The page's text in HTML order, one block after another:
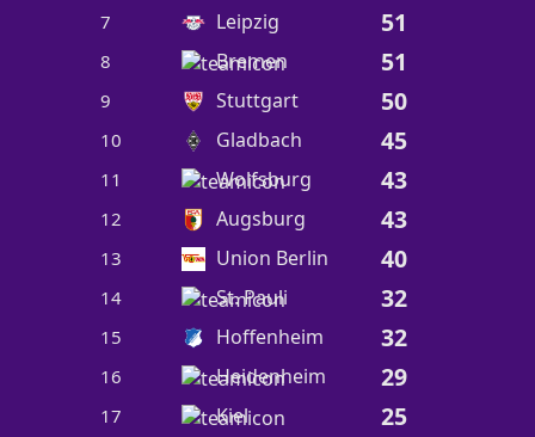
7 Leipzig 51
8 Bremen 51
9 Stuttgart 50
10 Gladbach 45
11 Wolfsburg 43
12 Augsburg 43
13 Union Berlin 40
14 St. Pauli 32
15 Hoffenheim 32
16 Heidenheim 29
17 Kiel 25